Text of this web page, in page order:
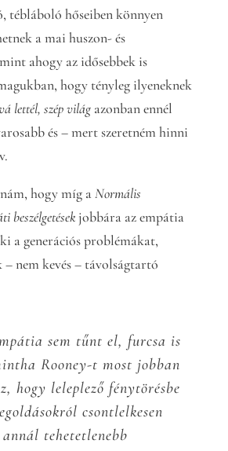
tébláboló hőseiben könnyen
a mai huszon- és
ahogy az idősebbek is
hogy tényleg ilyeneknek
lettél, szép világazonban ennél
és – mert szeretném hinni
hogy míg aNormális
beszélgetésekjobbára az empátia
a generációs problémákat,
– nem kevés – távolságtartó
sem tűnt el, furcsa is
Rooney-t most jobban
hogy leleplező fénytörésbe
csontlelkesen
tehetetlenebb